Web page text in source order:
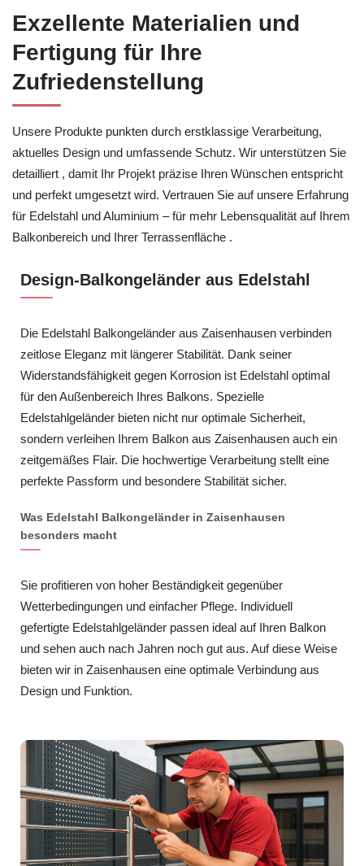
Exzellente Materialien und
Fertigung für Ihre
Zufriedenstellung
Unsere Produkte punkten durch erstklassige Verarbeitung,
aktuelles Design und umfassende Schutz. Wir unterstützen Sie
detailliert , damit Ihr Projekt präzise Ihren Wünschen entspricht
und perfekt umgesetzt wird. Vertrauen Sie auf unsere Erfahrung
für Edelstahl und Aluminium – für mehr Lebensqualität auf Ihrem
Balkonbereich und Ihrer Terrassenfläche .
Design-Balkongeländer aus Edelstahl
Die Edelstahl Balkongeländer aus Zaisenhausen verbinden
zeitlose Eleganz mit längerer Stabilität. Dank seiner
Widerstandsfähigkeit gegen Korrosion ist Edelstahl optimal
für den Außenbereich Ihres Balkons. Spezielle
Edelstahlgeländer bieten nicht nur optimale Sicherheit,
sondern verleihen Ihrem Balkon aus Zaisenhausen auch ein
zeitgemäßes Flair. Die hochwertige Verarbeitung stellt eine
perfekte Passform und besondere Stabilität sicher.
Was Edelstahl Balkongeländer in Zaisenhausen
besonders macht
Sie profitieren von hoher Beständigkeit gegenüber
Wetterbedingungen und einfacher Pflege. Individuell
gefertigte Edelstahlgeländer passen ideal auf Ihren Balkon
und sehen auch nach Jahren noch gut aus. Auf diese Weise
bieten wir in Zaisenhausen eine optimale Verbindung aus
Design und Funktion.